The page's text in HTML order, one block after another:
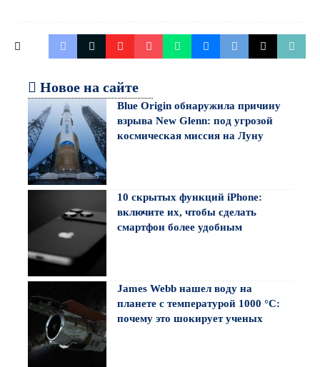
Новое на сайте
Blue Origin обнаружила причину
взрыва New Glenn: под угрозой
космическая миссия на Луну
10 скрытых функций iPhone:
включите их, чтобы сделать
смартфон более удобным
James Webb нашел воду на
планете с температурой 1000 °C:
почему это шокирует ученых